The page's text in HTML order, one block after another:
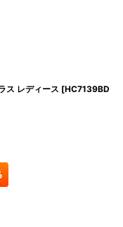
ス レディース [HC7139BD